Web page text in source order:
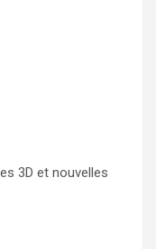
3D et nouvelles